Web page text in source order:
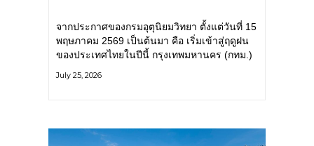
จากประกาศของกรมอุตุนิยมวิทยา ตั้งแต่วันที่ 15
พฤษภาคม 2569 เป็นต้นมา คือ เริ่มเข้าสู่ฤดูฝน
ของประเทศไทยในปีนี้ กรุงเทพมหานคร (กทม.)
โครงสร้างพื้นฐาน
July 25, 2026